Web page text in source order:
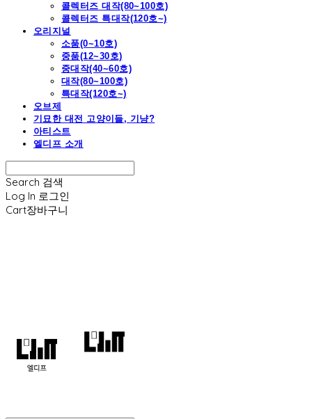
콜렉터즈 대작(80~100호)
콜렉터즈 특대작(120호~)
오리지널
소품(0~10호)
중품(12~30호)
중대작(40~60호)
대작(80~100호)
특대작(120호~)
오브제
기묘한 대전 고양이들, 기냥?
아티스트
엘디프 소개
Search 검색
Log In 로그인
Cart장바구니